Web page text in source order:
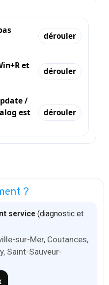
dérouler
et
dérouler
/
est
dérouler
?
service (diagnostic et
sur-Mer, Coutances,
Saint-Sauveur-